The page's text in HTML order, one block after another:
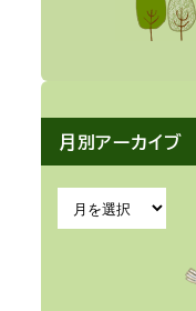
月別アーカイブ